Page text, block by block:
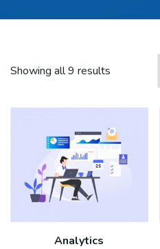
Showing all 9 results
Analytics